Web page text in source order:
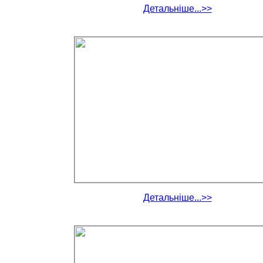
Детальніше...>>
Детальніше...>>